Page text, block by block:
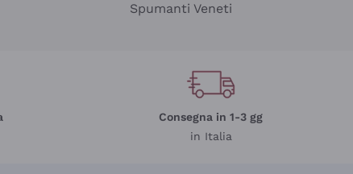
Spumanti Veneti
Consegna in 1-3 gg
in Italia